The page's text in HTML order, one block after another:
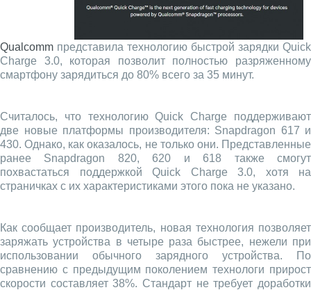
Qualcomm представила технологию быстрой зарядки Quick
Charge 3.0, которая позволит полностью разряженному
смартфону зарядиться до 80% всего за 35 минут.
Считалось, что технологию Quick Charge поддерживают
две новые платформы производителя: Snapdragon 617 и
430. Однако, как оказалось, не только они. Представленные
ранее Snapdragon 820, 620 и 618 также смогут
похвастаться поддержкой Quick Charge 3.0, хотя на
страничках с их характеристиками этого пока не указано.
Как сообщает производитель, новая технология позволяет
заряжать устройства в четыре раза быстрее, нежели при
использовании обычного зарядного устройства. По
сравнению с предыдущим поколением технологи прирост
скорости составляет 38%. Стандарт не требует доработки